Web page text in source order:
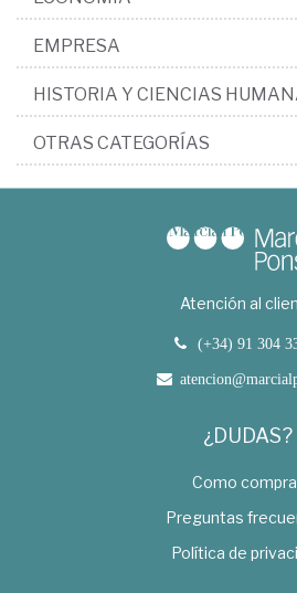
EMPRESA
HISTORIA Y CIENCIAS
OTRAS CATEGORÍAS
Atención al
(+34) 91 304
¿DUDAS?
Como
Preguntas
Política de